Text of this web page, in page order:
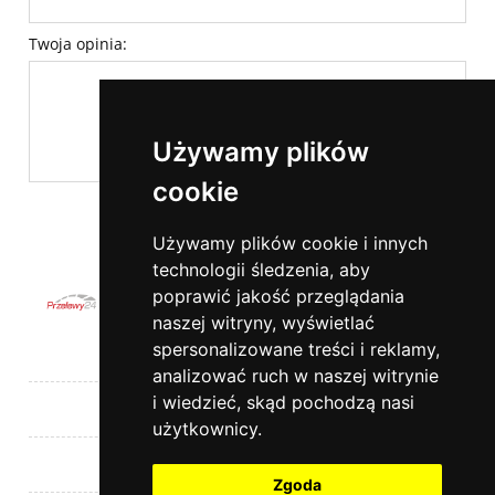
Używamy plików
cookie
Używamy plików cookie i innych
technologii śledzenia, aby
poprawić jakość przeglądania
naszej witryny, wyświetlać
spersonalizowane treści i reklamy,
analizować ruch w naszej witrynie
i wiedzieć, skąd pochodzą nasi
użytkownicy.
Zgoda
Twoja opinia:
Pomoc
Moje konto
Płatności i dostawa